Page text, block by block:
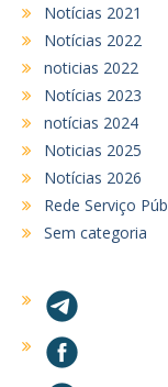
Notícias 2021
Notícias 2022
noticias 2022
Notícias 2023
notícias 2024
Noticias 2025
Notícias 2026
Rede Serviço
Sem categoria